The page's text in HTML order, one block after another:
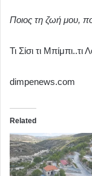
Ποιος τη ζωή μου,
Τι Σίσι τι Μπίμπι..τι
dimpenews.com
Related